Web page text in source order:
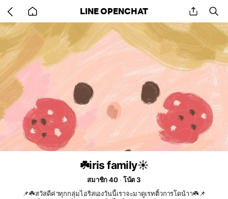
back
to
LINE OPENCHAT share
☘️iris family☀️
สมาชิก 40
โน้ต 3
📌☘️สวัสดีค่าทุกกลุ่มไอริสเองวันนี้เราจะมาดูเรทติ้วการโดน้าา☘️📌